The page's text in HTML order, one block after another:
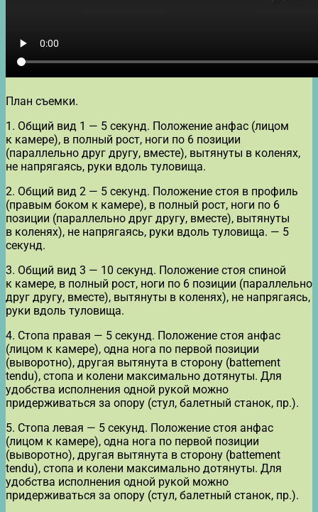
План съемки.
1. Общий вид 1 — 5 секунд. Положение анфас (лицом
к камере), в полный рост, ноги по 6 позиции
(параллельно друг другу, вместе), вытянуты в коленях,
не напрягаясь, руки вдоль туловища.
2. Общий вид 2 — 5 секунд. Положение стоя в профиль
(правым боком к камере), в полный рост, ноги по 6
позиции (параллельно друг другу, вместе), вытянуты
в коленях), не напрягаясь, руки вдоль туловища. — 5
секунд.
3. Общий вид 3 — 10 секунд. Положение стоя спиной
к камере, в полный рост, ноги по 6 позиции (параллельно
друг другу, вместе), вытянуты в коленях), не напрягаясь,
руки вдоль туловища.
4. Стопа правая — 5 секунд. Положение стоя анфас
(лицом к камере), одна нога по первой позиции
(выворотно), другая вытянута в сторону (battement
tendu), стопа и колени максимально дотянуты. Для
удобства исполнения одной рукой можно
придерживаться за опору (стул, балетный станок, пр.).
5. Стопа левая — 5 секунд. Положение стоя анфас
(лицом к камере), одна нога по первой позиции
(выворотно), другая вытянута в сторону (battement
tendu), стопа и колени максимально дотянуты. Для
удобства исполнения одной рукой можно
придерживаться за опору (стул, балетный станок, пр.).